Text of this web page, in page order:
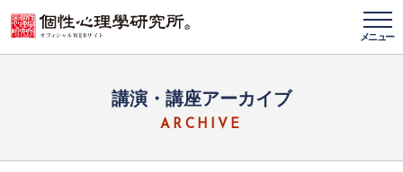
メニュー
講演・講座アーカイブ
ARCHIVE